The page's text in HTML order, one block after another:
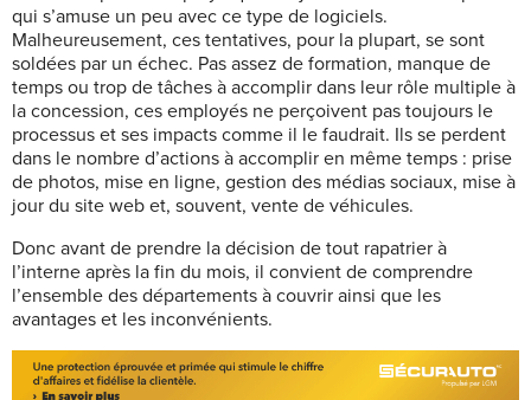
qui s’amuse un peu avec ce type de logiciels.
Malheureusement, ces tentatives, pour la plupart, se sont
soldées par un échec. Pas assez de formation, manque de
temps ou trop de tâches à accomplir dans leur rôle multiple à
la concession, ces employés ne perçoivent pas toujours le
processus et ses impacts comme il le faudrait. Ils se perdent
dans le nombre d’actions à accomplir en même temps : prise
de photos, mise en ligne, gestion des médias sociaux, mise à
jour du site web et, souvent, vente de véhicules.
Donc avant de prendre la décision de tout rapatrier à
l’interne après la fin du mois, il convient de comprendre
l’ensemble des départements à couvrir ainsi que les
avantages et les inconvénients.